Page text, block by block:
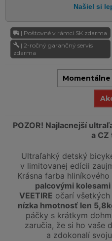
| Poštovné v rámci SK zdarma
| 2-ročný garančný servis
zdarma
POZOR! Najlacnejší
a CZ
Ultraľahký detský
v limitovanej edícii
Krásna farba
palcovými
VEETIRE očarí
nízka hmotnosť len
páčky s krátkym
zaručia, že si ho vaše
a zdokonalí